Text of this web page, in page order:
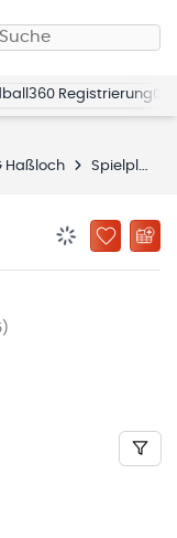
Suche
Registrierung
Haßloch Spielplan
ZU